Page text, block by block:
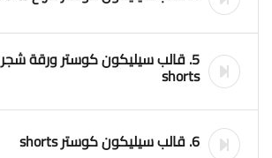
5. قالب سيليكون كوستر ورقة شجر
shorts
6. قالب سيليكون كوستر shorts